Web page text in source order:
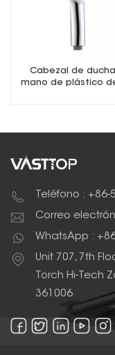
Cabezal de
mano de plástico
Teléfono : +86-
Correo
WhatsApp :
Unit 707, 7th
Torch Hi-Tech
361006